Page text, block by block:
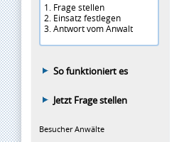
1. Frage stellen
2. Einsatz festlegen
3. Antwort vom Anwalt
So funktioniert es
Jetzt Frage stellen
Besucher Anwälte